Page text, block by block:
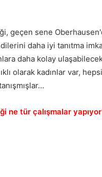
geçen sene
daha iyi tanıtma
daha kolay
olarak kadınlar var,
ne tür çalışmalar